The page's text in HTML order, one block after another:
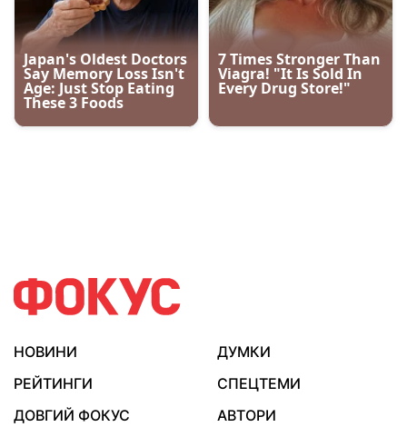
НОВИНИ
ДУМКИ
РЕЙТИНГИ
СПЕЦТЕМИ
ДОВГИЙ ФОКУС
АВТОРИ